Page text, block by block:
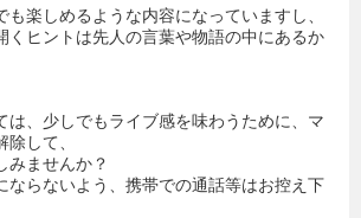
も楽しめるような内容になっていますし、
くヒントは先人の言葉や物語の中にあるか
は、少しでもライブ感を味わうために、マ
して、
みませんか？
ならないよう、携帯での通話等はお控え下